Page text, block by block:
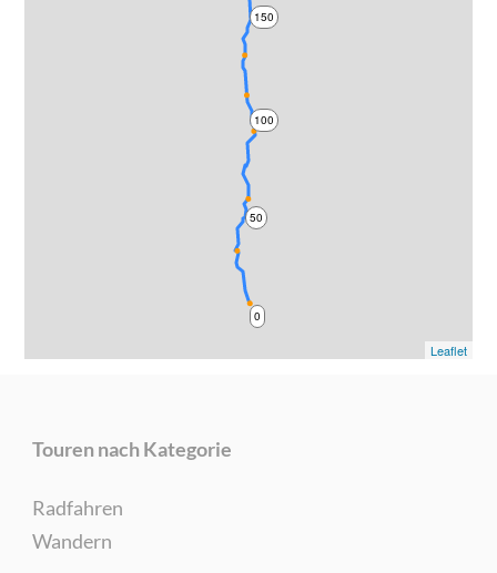
0
50
100
150
Leaflet
Touren nach Kategorie
Radfahren
Wandern